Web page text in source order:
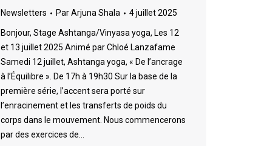
Newsletters ParArjuna Shala 4 juillet 2025
Bonjour, Stage Ashtanga/Vinyasa yoga, Les 12
et 13 juillet 2025 Animé par Chloé Lanzafame
Samedi 12 juillet, Ashtanga yoga, « De l’ancrage
à l’Équilibre ». De 17h à 19h30 Sur la base de la
première série, l’accent sera porté sur
l’enracinement et les transferts de poids du
corps dans le mouvement. Nous commencerons
par des exercices de…